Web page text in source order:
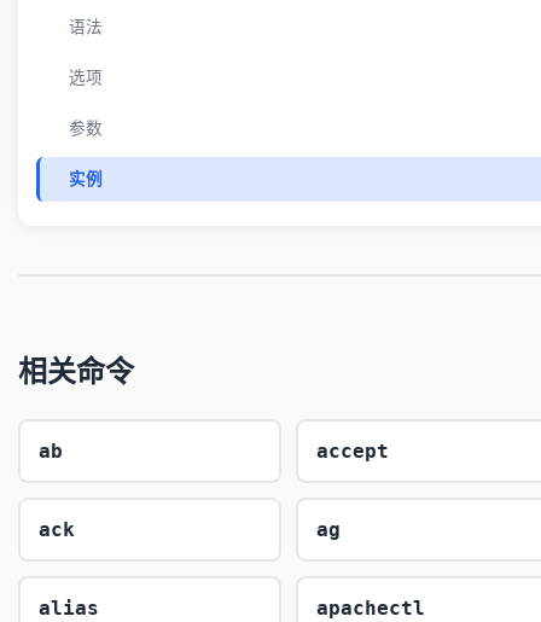
语法
选项
参数
实例
相关命令
ab accept
ack ag
alias apachectl